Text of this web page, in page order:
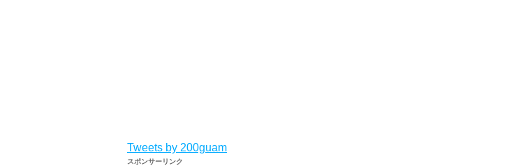
Tweets by 200guam
スポンサーリンク